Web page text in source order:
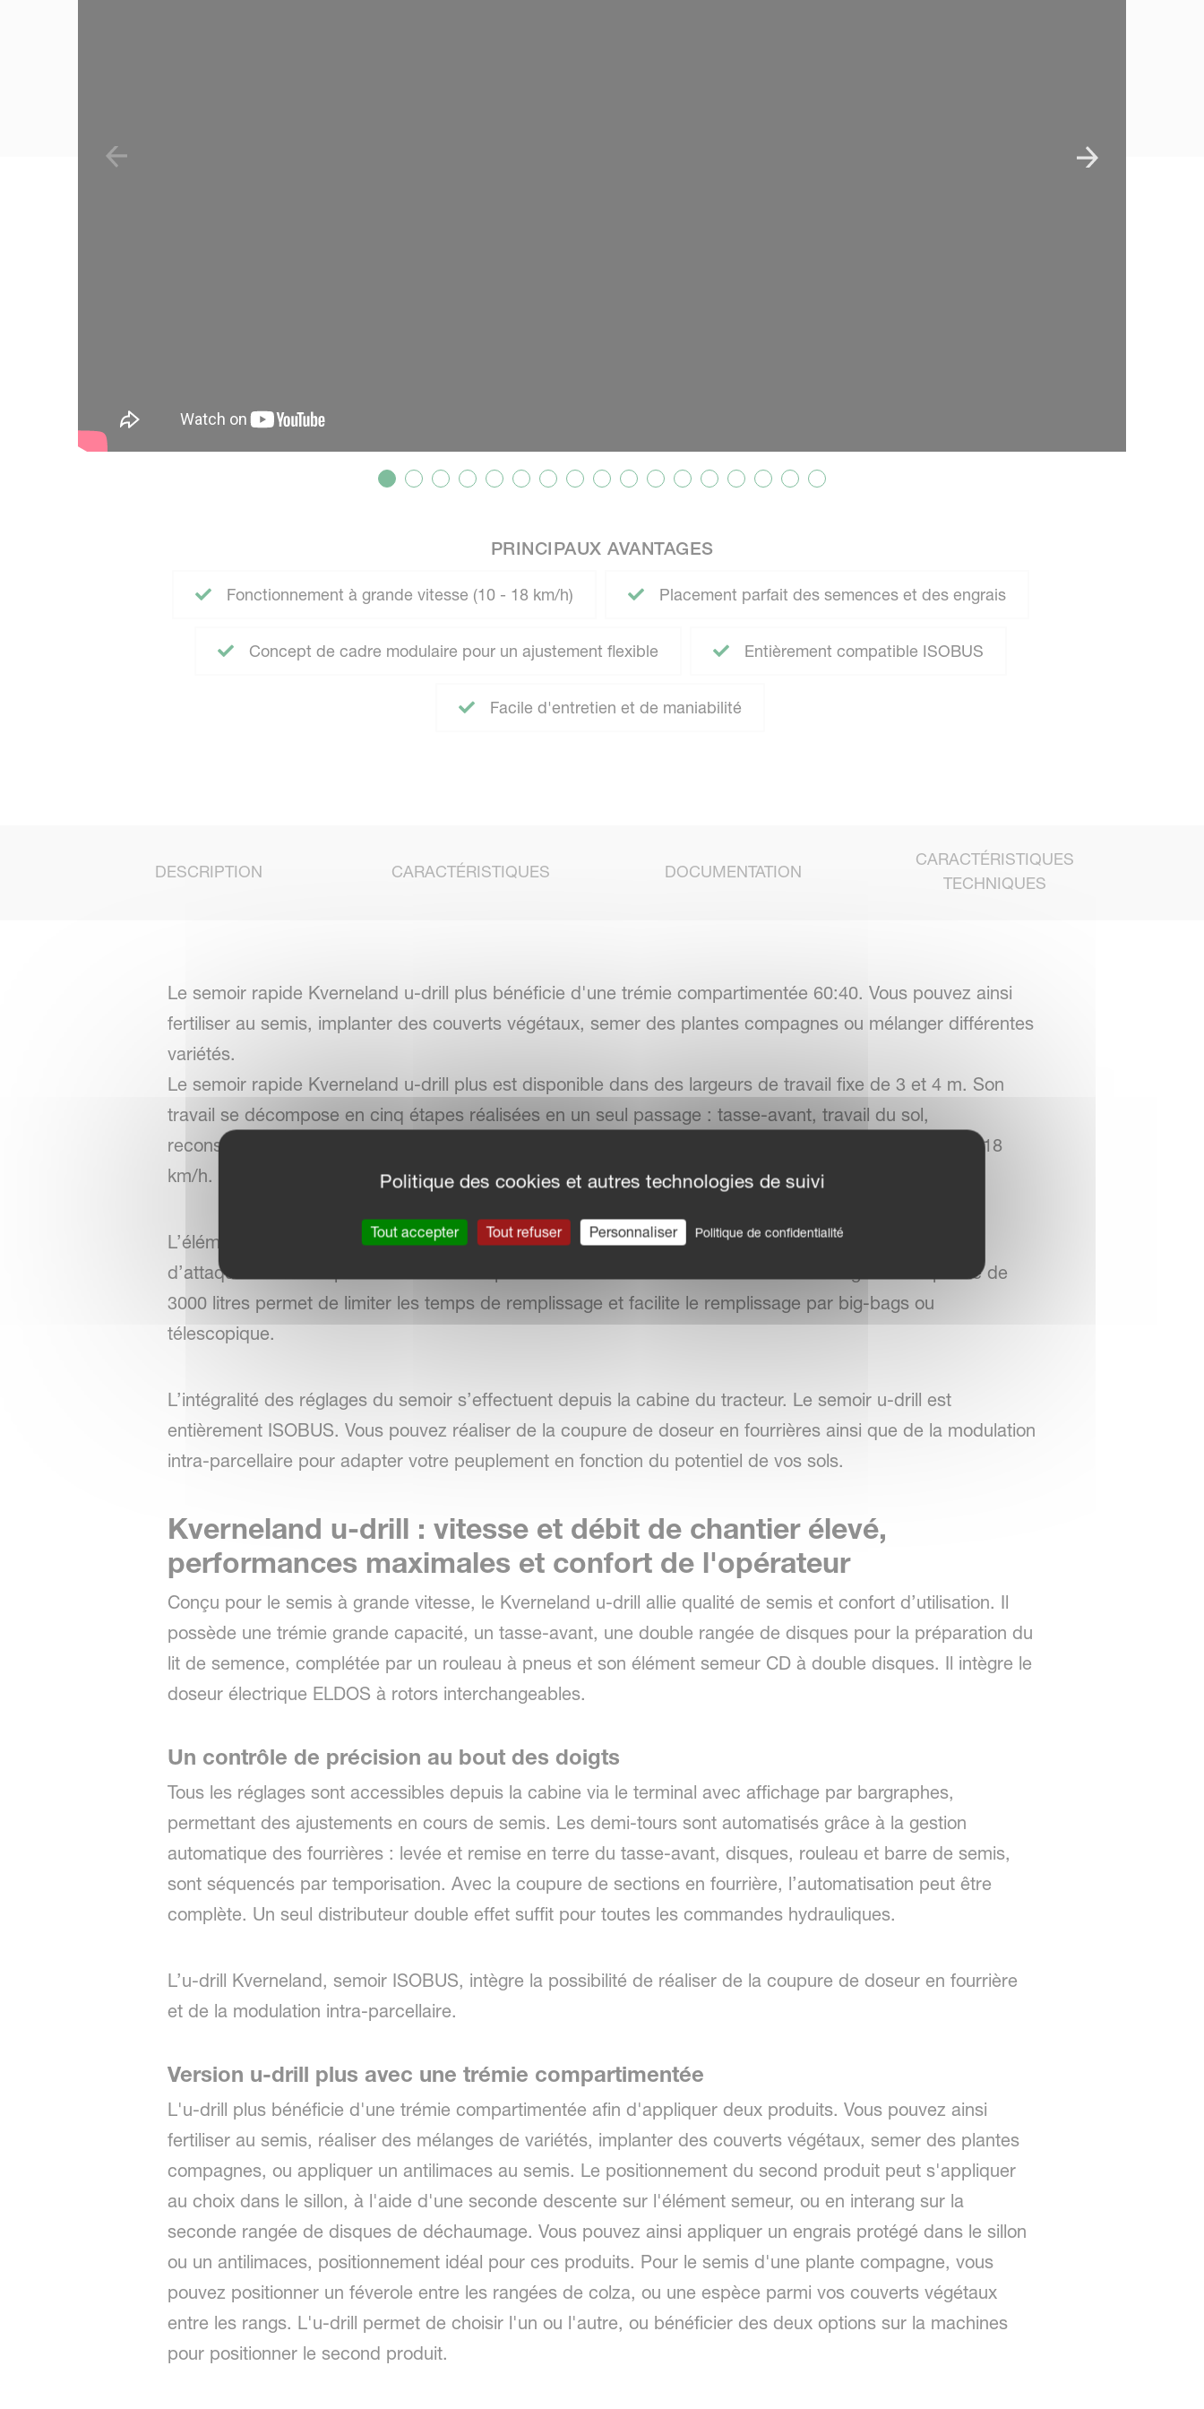
PRINCIPAUX AVANTAGES
Fonctionnement à grande vitesse (10 - 18 km/h) Placement parfait des semences et des engrais
Concept de cadre modulaire pour un ajustement flexible Entièrement compatible ISOBUS
Facile d'entretien et de maniabilité
DESCRIPTION CARACTÉRISTIQUES DOCUMENTATION
CARACTÉRISTIQUES
TECHNIQUES
Le semoir rapide Kverneland u-drill plus bénéficie d'une trémie compartimentée 60:40. Vous pouvez ainsi
fertiliser au semis, implanter des couverts végétaux, semer des plantes compagnes ou mélanger différentes
variétés.
Le semoir rapide Kverneland u-drill plus est disponible dans des largeurs de travail fixe de 3 et 4 m. Son
travail se décompose en cinq étapes réalisées en un seul passage : tasse-avant, travail du sol,
reconsolidation, semis et recouvrement. Le tout avec une vitesse de travail pouvant atteindre jusqu’à 18
km/h.
L’élément semeur à double disques CD est disponible en écartement 12,50 ou 16.7 cm. Son angle
d’attaque très faible permet de limiter la puissance de traction nécessaire. La trémie grande capacité de
3000 litres permet de limiter les temps de remplissage et facilite le remplissage par big-bags ou
télescopique.
L’intégralité des réglages du semoir s’effectuent depuis la cabine du tracteur. Le semoir u-drill est
entièrement ISOBUS. Vous pouvez réaliser de la coupure de doseur en fourrières ainsi que de la modulation
intra-parcellaire pour adapter votre peuplement en fonction du potentiel de vos sols.
Kverneland u-drill : vitesse et débit de chantier élevé,
performances maximales et confort de l'opérateur
Conçu pour le semis à grande vitesse, le Kverneland u-drill allie qualité de semis et confort d’utilisation. Il
possède une trémie grande capacité, un tasse-avant, une double rangée de disques pour la préparation du
lit de semence, complétée par un rouleau à pneus et son élément semeur CD à double disques. Il intègre le
doseur électrique ELDOS à rotors interchangeables.
Un contrôle de précision au bout des doigts
Tous les réglages sont accessibles depuis la cabine via le terminal avec affichage par bargraphes,
permettant des ajustements en cours de semis. Les demi-tours sont automatisés grâce à la gestion
automatique des fourrières : levée et remise en terre du tasse-avant, disques, rouleau et barre de semis,
sont séquencés par temporisation. Avec la coupure de sections en fourrière, l’automatisation peut être
complète. Un seul distributeur double effet suffit pour toutes les commandes hydrauliques.
L’u-drill Kverneland, semoir ISOBUS, intègre la possibilité de réaliser de la coupure de doseur en fourrière
et de la modulation intra-parcellaire.
Version u-drill plus avec une trémie compartimentée
L'u-drill plus bénéficie d'une trémie compartimentée afin d'appliquer deux produits. Vous pouvez ainsi
fertiliser au semis, réaliser des mélanges de variétés, implanter des couverts végétaux, semer des plantes
compagnes, ou appliquer un antilimaces au semis. Le positionnement du second produit peut s'appliquer
au choix dans le sillon, à l'aide d'une seconde descente sur l'élément semeur, ou en interang sur la
seconde rangée de disques de déchaumage. Vous pouvez ainsi appliquer un engrais protégé dans le sillon
ou un antilimaces, positionnement idéal pour ces produits. Pour le semis d'une plante compagne, vous
pouvez positionner un féverole entre les rangées de colza, ou une espèce parmi vos couverts végétaux
entre les rangs. L'u-drill permet de choisir l'un ou l'autre, ou bénéficier des deux options sur la machines
pour positionner le second produit.
Politique des cookies et autres technologies de suivi
Tout accepter Tout refuser Personnaliser Politique de confidentialité